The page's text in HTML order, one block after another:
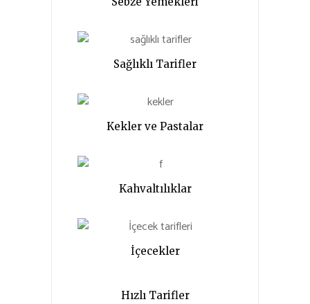
Sağlıklı Tarifler
Kekler ve Pastalar
Kahvaltılıklar
İçecekler